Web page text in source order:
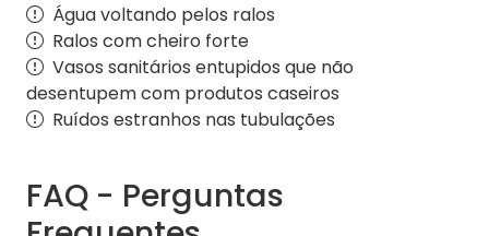
Água voltando pelos ralos
Ralos com cheiro forte
Vasos sanitários entupidos que não
desentupem com produtos caseiros
Ruídos estranhos nas tubulações
FAQ - Perguntas